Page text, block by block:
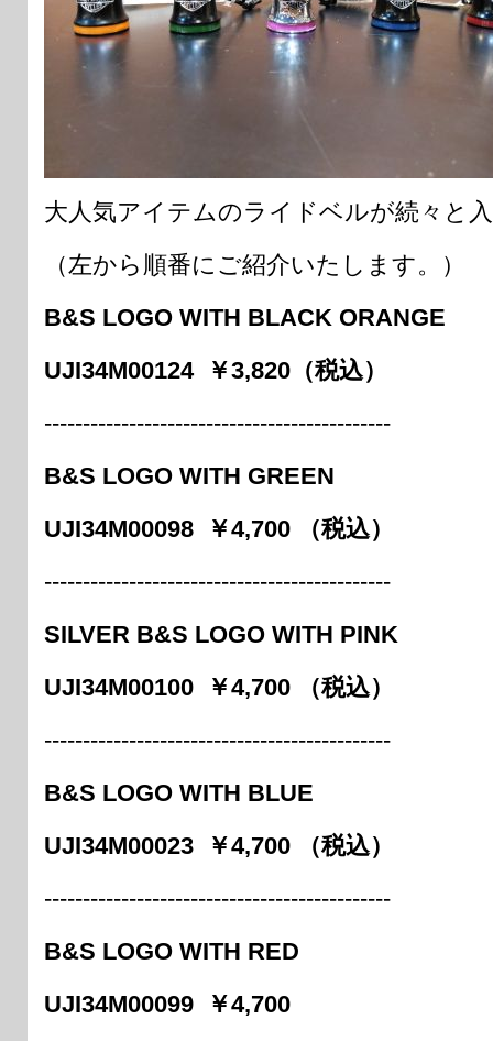
大人気アイテムのライドベルが続々と
（左から順番にご紹介いたします。）
B&S LOGO WITH BLACK ORANGE
UJI34M00124 ￥3,820（税込）
---------------------------------------------
B&S LOGO WITH GREEN
UJI34M00098 ￥4,700 （税込）
---------------------------------------------
SILVER B&S LOGO WITH PINK
UJI34M00100 ￥4,700 （税込）
---------------------------------------------
B&S LOGO WITH BLUE
UJI34M00023 ￥4,700 （税込）
---------------------------------------------
B&S LOGO WITH RED
UJI34M00099 ￥4,700